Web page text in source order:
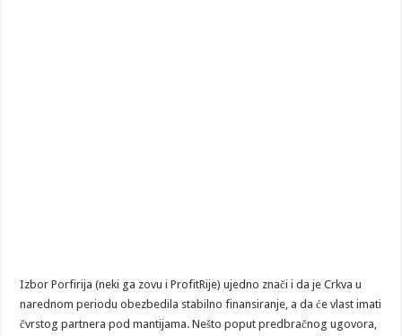
Izbor Porfirija (neki ga zovu i ProfitRije) ujedno znači i da je Crkva u
narednom periodu obezbedila stabilno finansiranje, a da će vlast imati
čvrstog partnera pod mantijama. Nešto poput predbračnog ugovora,